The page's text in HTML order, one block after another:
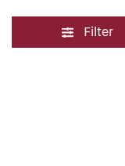
Filter